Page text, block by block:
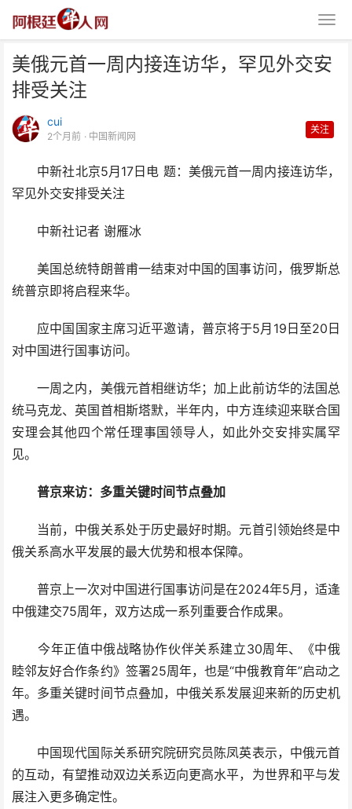
美俄元首一周内接连访华，罕见外交安
排受关注
cui
2个月前 · 中国新闻网
关注
中新社北京5月17日电 题：美俄元首一周内接连访华，
罕见外交安排受关注
中新社记者 谢雁冰
美国总统特朗普甫一结束对中国的国事访问，俄罗斯总
统普京即将启程来华。
应中国国家主席习近平邀请，普京将于5月19日至20日
对中国进行国事访问。
一周之内，美俄元首相继访华；加上此前访华的法国总
统马克龙、英国首相斯塔默，半年内，中方连续迎来联合国
安理会其他四个常任理事国领导人，如此外交安排实属罕
见。
普京来访：多重关键时间节点叠加
当前，中俄关系处于历史最好时期。元首引领始终是中
俄关系高水平发展的最大优势和根本保障。
普京上一次对中国进行国事访问是在2024年5月，适逢
中俄建交75周年，双方达成一系列重要合作成果。
今年正值中俄战略协作伙伴关系建立30周年、《中俄
睦邻友好合作条约》签署25周年，也是“中俄教育年”启动之
年。多重关键时间节点叠加，中俄关系发展迎来新的历史机
遇。
中国现代国际关系研究院研究员陈凤英表示，中俄元首
的互动，有望推动双边关系迈向更高水平，为世界和平与发
展注入更多确定性。
美俄元首一周内接连访华，罕见外